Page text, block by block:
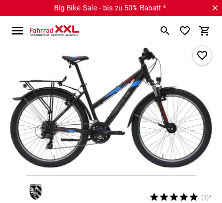
Big Bike Sale - bis zu 50% Rabatt ⁴
(1)*